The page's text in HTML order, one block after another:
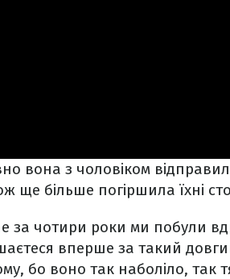
вона з чоловіком
ще більше погіршила їхні
за чотири роки ми побули
вперше за такий
бо воно так наболіло, так